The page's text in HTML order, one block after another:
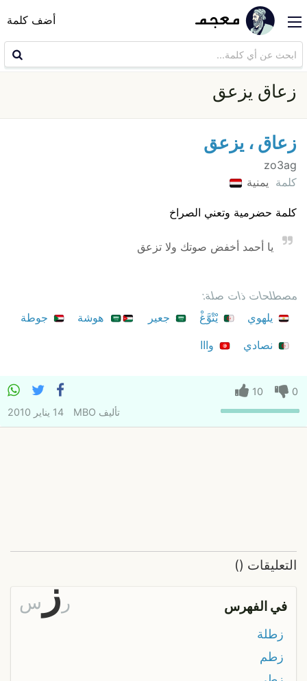
أضف كلمة
زعاق يزعق
زعاق ، يزعق
zo3ag
كلمة يمنية
كلمة حضرمية وتعني الصراخ
يا أحمد أخفض صوتك ولا تزعق
مصطلحات ذات صلة:
يلهوي
يْتْوَّغْ جعير هوشة
جوطة
نصادي
وااا
0
10
تأليف MBO 14 يناير 2010
التعليقات (
)
في الفهرس ر ز س
زطلة
زطم